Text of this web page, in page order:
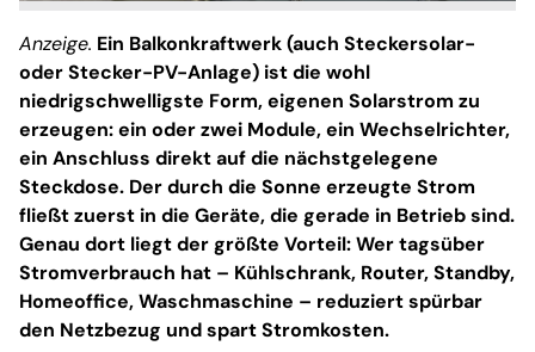
Anzeige. Ein Balkonkraftwerk (auch Steckersolar-
oder Stecker-PV-Anlage) ist die wohl
niedrigschwelligste Form, eigenen Solarstrom zu
erzeugen: ein oder zwei Module, ein Wechselrichter,
ein Anschluss direkt auf die nächstgelegene
Steckdose. Der durch die Sonne erzeugte Strom
fließt zuerst in die Geräte, die gerade in Betrieb sind.
Genau dort liegt der größte Vorteil: Wer tagsüber
Stromverbrauch hat – Kühlschrank, Router, Standby,
Homeoffice, Waschmaschine – reduziert spürbar
den Netzbezug und spart Stromkosten.